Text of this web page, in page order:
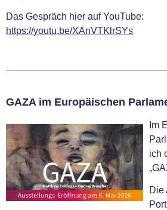
Das Gespräch hier auf YouTube:
https://youtu.be/XAnVTKlrSYs
GAZA im Europäischen
Im
ich
Die